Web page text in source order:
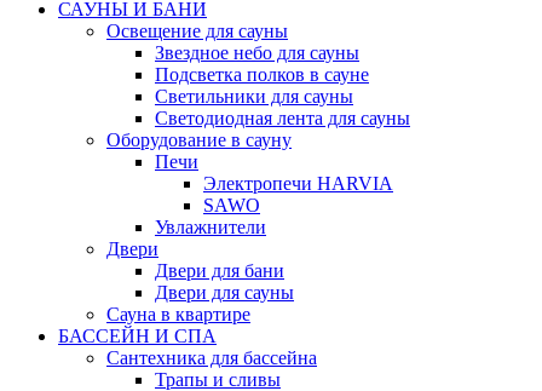
САУНЫ И БАНИ
Освещение для сауны
Звездное небо для сауны
Подсветка полков в сауне
Светильники для сауны
Светодиодная лента для сауны
Оборудование в сауну
Печи
Электропечи HARVIA
SAWO
Увлажнители
Двери
Двери для бани
Двери для сауны
Сауна в квартире
БАССЕЙН И СПА
Сантехника для бассейна
Трапы и сливы